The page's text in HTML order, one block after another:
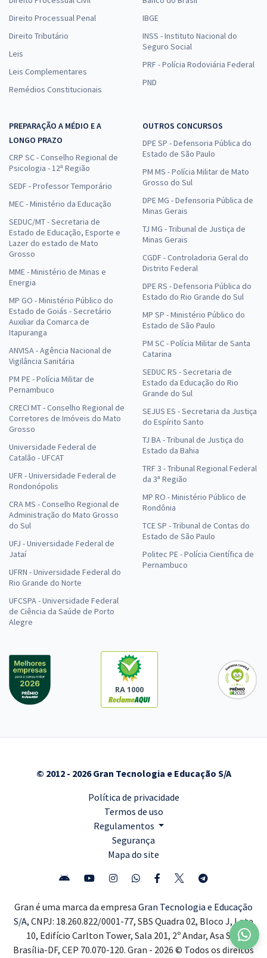
Direito Processual Penal
Direito Tributário
Leis
Leis Complementares
Remédios Constitucionais
IBGE
INSS - Instituto Nacional do
Seguro Social
PRF - Polícia Rodoviária Federal
PND
PREPARAÇÃO A MÉDIO E A
LONGO PRAZO
CRP SC - Conselho Regional de
Psicologia - 12ª Região
SEDF - Professor Temporário
MEC - Ministério da Educação
SEDUC/MT - Secretaria de
Estado de Educação, Esporte e
Lazer do estado de Mato
Grosso
MME - Ministério de Minas e
Energia
MP GO - Ministério Público do
Estado de Goiás - Secretário
Auxiliar da Comarca de
Itapuranga
ANVISA - Agência Nacional de
Vigilância Sanitária
PM PE - Polícia Militar de
Pernambuco
CRECI MT - Conselho Regional de
Corretores de Imóveis do Mato
Grosso
Universidade Federal de
Catalão - UFCAT
UFR - Universidade Federal de
Rondonópolis
CRA MS - Conselho Regional de
Administração do Mato Grosso
do Sul
UFJ - Universidade Federal de
Jataí
UFRN - Universidade Federal do
Rio Grande do Norte
UFCSPA - Universidade Federal
de Ciência da Saúde de Porto
Alegre
OUTROS CONCURSOS
DPE SP - Defensoria Pública do
Estado de São Paulo
PM MS - Polícia Militar de Mato
Grosso do Sul
DPE MG - Defensoria Pública de
Minas Gerais
TJ MG - Tribunal de Justiça de
Minas Gerais
CGDF - Controladoria Geral do
Distrito Federal
DPE RS - Defensoria Pública do
Estado do Rio Grande do Sul
MP SP - Ministério Público do
Estado de São Paulo
PM SC - Polícia Militar de Santa
Catarina
SEDUC RS - Secretaria de
Estado da Educação do Rio
Grande do Sul
SEJUS ES - Secretaria da Justiça
do Espírito Santo
TJ BA - Tribunal de Justiça do
Estado da Bahia
TRF 3 - Tribunal Regional Federal
da 3ª Região
MP RO - Ministério Público de
Rondônia
TCE SP - Tribunal de Contas do
Estado de São Paulo
Politec PE - Polícia Científica de
Pernambuco
RA 1000
© 2012 - 2026 Gran Tecnologia e Educação S/A
Política de privacidade
Termos de uso
Regulamentos
Segurança
Mapa do site
Gran é uma marca da empresa Gran Tecnologia e Educação
S/A, CNPJ: 18.260.822/0001-77, SBS Quadra 02, Bloco J, Lote
10, Edifício Carlton Tower, Sala 201, 2º Andar, Asa Sul,
Brasília-DF, CEP 70.070-120. Gran - 2026 © Todos os direitos